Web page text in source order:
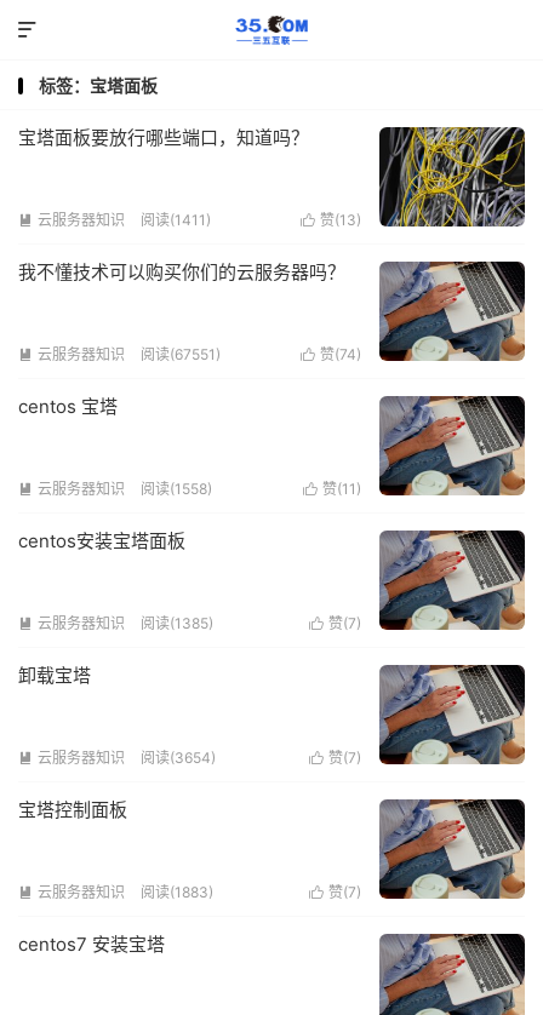

标签：宝塔面板
宝塔面板要放行哪些端口，知道吗？
 云服务器知识 阅读(1411)  赞(13)
我不懂技术可以购买你们的云服务器吗？
 云服务器知识 阅读(67551)  赞(74)
centos 宝塔
 云服务器知识 阅读(1558)  赞(11 )
centos安装宝塔面板
 云服务器知识 阅读(1385)  赞(7)
卸载宝塔
 云服务器知识 阅读(3654)  赞(7)
宝塔控制面板
 云服务器知识 阅读(1883)  赞(7)
centos7 安装宝塔